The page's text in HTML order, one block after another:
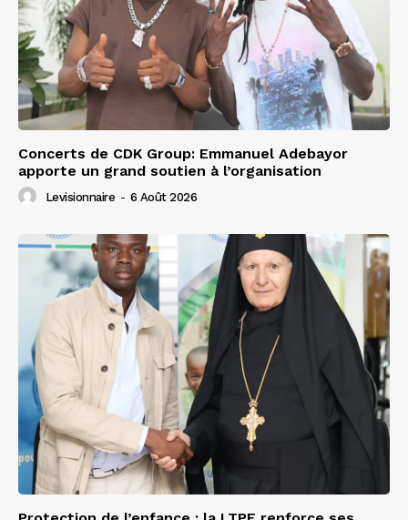
Concerts de CDK Group: Emmanuel Adebayor
apporte un grand soutien à l’organisation
Levisionnaire - 6 Août 2026